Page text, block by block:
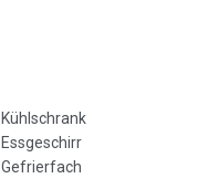
Kühlschrank
Essgeschirr
Gefrierfach